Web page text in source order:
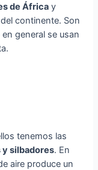
de África y
continente. Son
general se usan
tenemos las
y silbadores. En
aire produce un